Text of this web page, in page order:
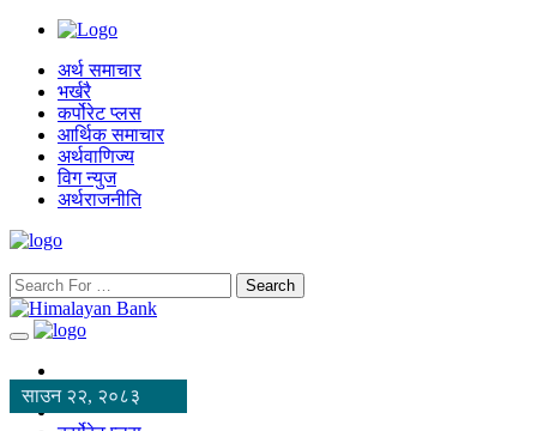
अर्थ समाचार
भर्खरै
कर्पोरेट प्लस
आर्थिक समाचार
अर्थवाणिज्य
विग न्युज
अर्थराजनीति
Search
साउन २२, २०८३